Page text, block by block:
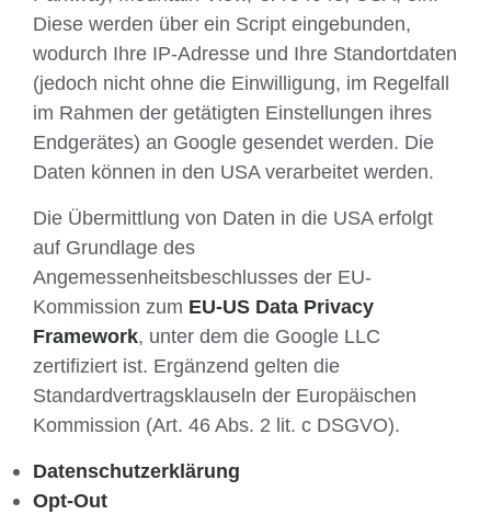
Diese werden über ein Script eingebunden,
wodurch Ihre IP-Adresse und Ihre Standortdaten
(jedoch nicht ohne die Einwilligung, im Regelfall
im Rahmen der getätigten Einstellungen ihres
Endgerätes) an Google gesendet werden. Die
Daten können in den USA verarbeitet werden.
Die Übermittlung von Daten in die USA erfolgt
auf Grundlage des
Angemessenheitsbeschlusses der EU-
Kommission zum EU-US Data Privacy
Framework, unter dem die Google LLC
zertifiziert ist. Ergänzend gelten die
Standardvertragsklauseln der Europäischen
Kommission (Art. 46 Abs. 2 lit. c DSGVO).
Datenschutzerklärung
Opt-Out